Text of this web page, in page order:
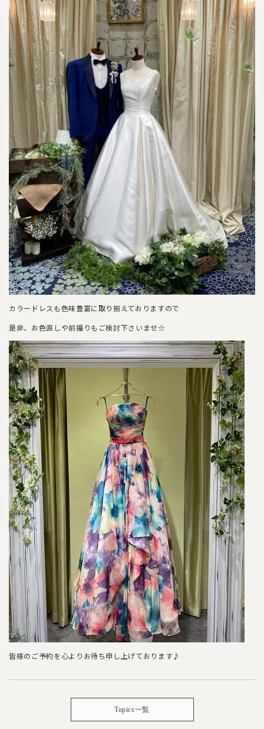
カラードレスも色味豊富に取り揃えておりますので
是非、お色直しや前撮りもご検討下さいませ☆
皆様のご予約を心よりお待ち申し上げております♪
Topics一覧